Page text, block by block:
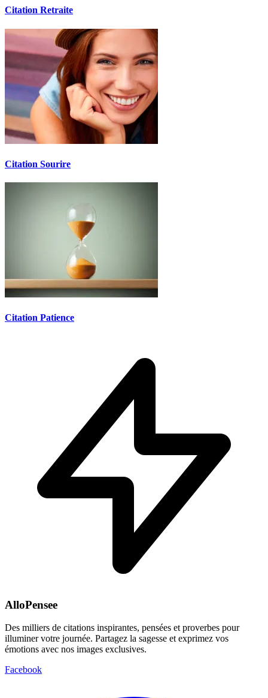
Citation Retraite
Citation Sourire
Citation Patience
AlloPensee
Des milliers de citations inspirantes, pensées et proverbes pour
illuminer votre journée. Partagez la sagesse et exprimez vos
émotions avec nos images exclusives.
Facebook